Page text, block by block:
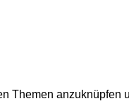
Themen